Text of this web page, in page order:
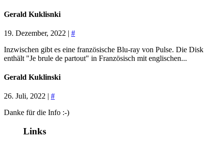
Gerald Kuklisnki
19. Dezember, 2022 | #
Inzwischen gibt es eine französische Blu-ray von Pulse. Die Disk
enthält "Je brule de partout" in Französisch mit englischen...
Gerald Kuklinski
26. Juli, 2022 | #
Danke für die Info :-)
Links